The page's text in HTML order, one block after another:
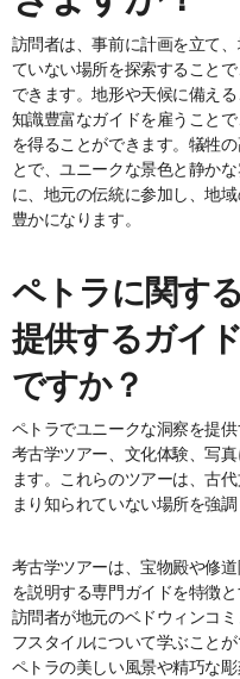
訪問者は、事前に計画を立て
ていない場所を探索すること
できます。地形や天候に備え
知識豊富なガイドを雇うこと
を得ることができます。犠牲
とで、ユニークな景色と静か
に、地元の伝統に参加し、地
豊かになります。
ペトラに関す
提供するガイ
ですか？
ペトラでユニークな洞察を提
考古学ツアー、文化体験、写
ます。これらのツアーは、古
まり知られていない場所を強調
考古学ツアーは、宝物殿や修
を説明する専門ガイドを特徴
訪問者が地元のベドウィンコ
フスタイルについて学ぶこと
ペトラの美しい風景や精巧な